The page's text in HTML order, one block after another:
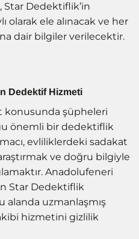
Star Dedektiflik’in
olarak ele alınacak ve her
dair bilgiler verilecektir.
Dedektif Hizmeti
konusunda şüpheleri
önemli bir dedektiflik
evliliklerdeki sadakat
ve doğru bilgiyle
Anadolufeneri
Star Dedektiflik
alanda uzmanlaşmış
hizmetini gizlilik